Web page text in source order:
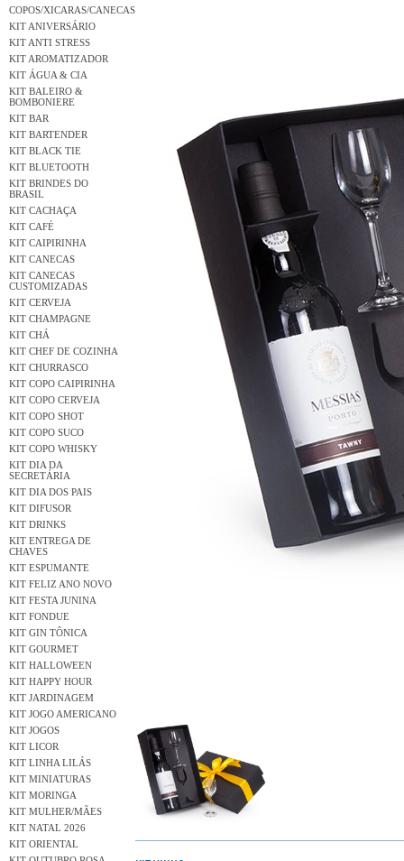
COPOS/XICARAS/CANECAS
KIT ANIVERSÁRIO
KIT ANTI STRESS
KIT AROMATIZADOR
KIT ÁGUA & CIA
KIT BALEIRO &
BOMBONIERE
KIT BAR
KIT BARTENDER
KIT BLACK TIE
KIT BLUETOOTH
KIT BRINDES DO
BRASIL
KIT CACHAÇA
KIT CAFÉ
KIT CAIPIRINHA
KIT CANECAS
KIT CANECAS
CUSTOMIZADAS
KIT CERVEJA
KIT CHAMPAGNE
KIT CHÁ
KIT CHEF DE COZINHA
KIT CHURRASCO
KIT COPO CAIPIRINHA
KIT COPO CERVEJA
KIT COPO SHOT
KIT COPO SUCO
KIT COPO WHISKY
KIT DIA DA
SECRETÁRIA
KIT DIA DOS PAIS
KIT DIFUSOR
KIT DRINKS
KIT ENTREGA DE
CHAVES
KIT ESPUMANTE
KIT FELIZ ANO NOVO
KIT FESTA JUNINA
KIT FONDUE
KIT GIN TÔNICA
KIT GOURMET
KIT HALLOWEEN
KIT HAPPY HOUR
KIT JARDINAGEM
KIT JOGO AMERICANO
KIT JOGOS
KIT LICOR
KIT LINHA LILÁS
KIT MINIATURAS
KIT MORINGA
KIT MULHER/MÃES
KIT NATAL 2026
KIT ORIENTAL